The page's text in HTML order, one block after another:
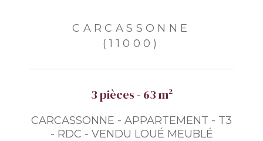
CARCASSONNE
(11000)
3 pièces - 63 m²
CARCASSONNE - APPARTEMENT - T3
- RDC - VENDU LOUÉ MEUBLÉ